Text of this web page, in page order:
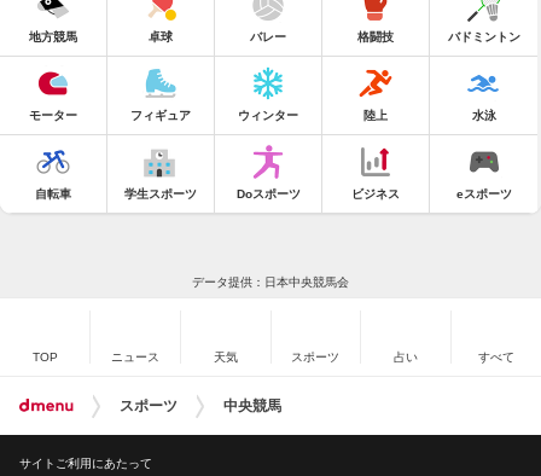
地方競馬 卓球 バレー 格闘技 バドミントン
モーター フィギュア ウィンター 陸上 水泳
自転車 学生スポーツ Doスポーツ ビジネス eスポーツ
データ提供：日本中央競馬会
TOP ニュース 天気 スポーツ 占い すべて
スポーツ 中央競馬
サイトご利用にあたって